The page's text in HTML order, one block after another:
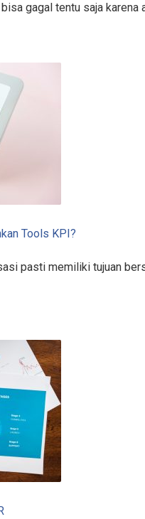
gagal tentu saja
Tools KPI?
pasti memiliki tujuan